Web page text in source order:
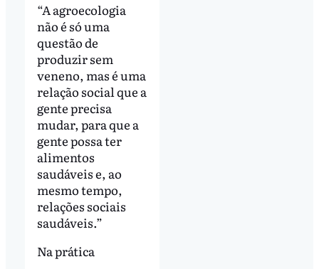
“A agroecologia
não é só uma
questão de
produzir sem
veneno, mas é uma
relação social que a
gente precisa
mudar, para que a
gente possa ter
alimentos
saudáveis e, ao
mesmo tempo,
relações sociais
saudáveis.”
Na prática